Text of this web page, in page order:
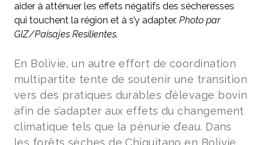
aider à atténuer les effets négatifs des sécheresses
qui touchent la région et à s’y adapter. Photo par
GIZ/Paisajes Resilientes.
En Bolivie, un autre effort de coordination
multipartite tente de soutenir une transition
vers des pratiques durables d’élevage bovin
afin de s’adapter aux effets du changement
climatique tels que la pénurie d’eau. Dans
les forêts sèches de Chiquitano en Bolivie,